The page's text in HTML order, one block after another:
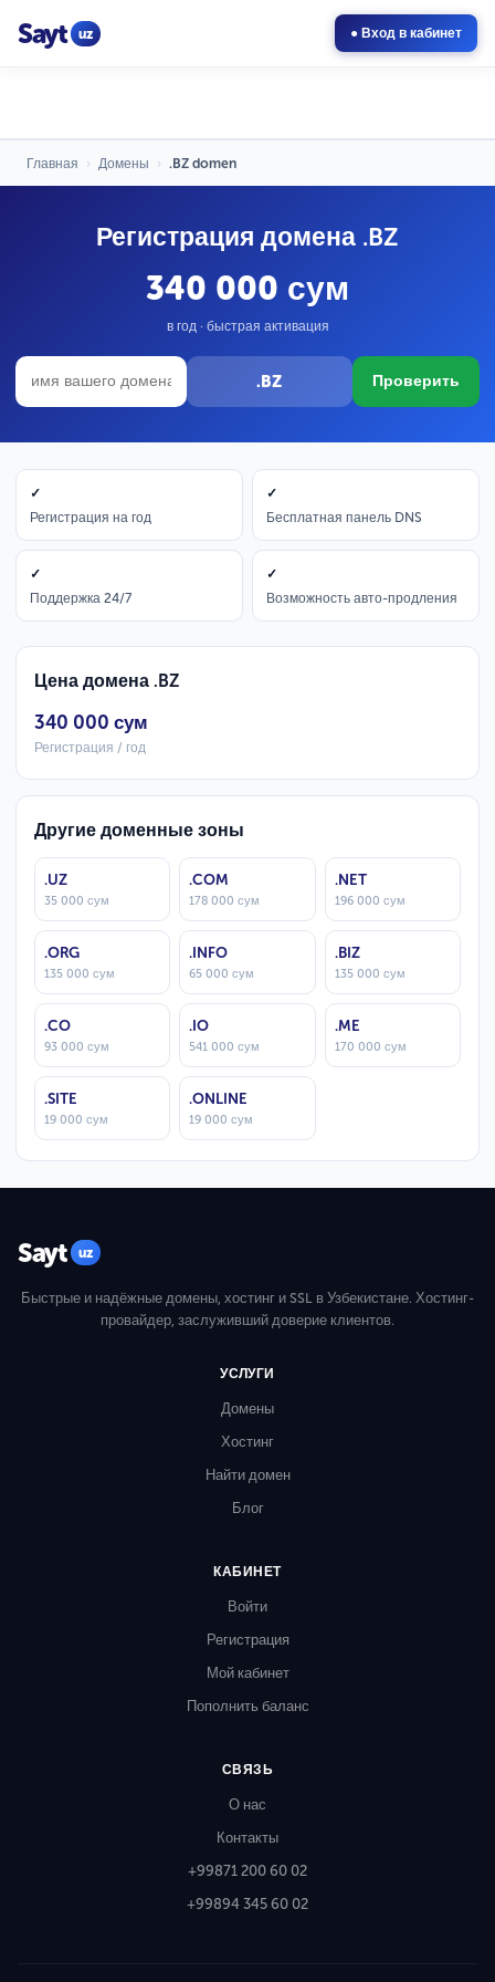
Sayt uz ● Вход в кабинет
Главная › Домены › .BZ domen
Регистрация домена .BZ
340 000 сум
в год · быстрая активация
.BZ Проверить
✓
Регистрация на год
✓
Бесплатная панель DNS
✓
Поддержка 24/7
✓
Возможность авто-продления
Цена домена .BZ
340 000 сум
Регистрация / год
Другие доменные зоны
.UZ
35 000 сум
.COM
178 000 сум
.NET
196 000 сум
.ORG
135 000 сум
.INFO
65 000 сум
.BIZ
135 000 сум
.CO
93 000 сум
.IO
541 000 сум
.ME
170 000 сум
.SITE
19 000 сум
.ONLINE
19 000 сум
Sayt uz
Быстрые и надёжные домены, хостинг и SSL в Узбекистане. Хостинг-
провайдер, заслуживший доверие клиентов.
УСЛУГИ
Домены
Хостинг
Найти домен
Блог
КАБИНЕТ
Войти
Регистрация
Мой кабинет
Пополнить баланс
СВЯЗЬ
О нас
Контакты
+99871 200 60 02
+99894 345 60 02